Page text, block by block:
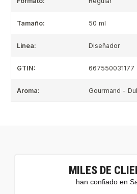
Tamaño: 50 ml
Linea: Diseñador
GTIN: 667550031177
Aroma: Gourmand -
MILES DE
han confiado en